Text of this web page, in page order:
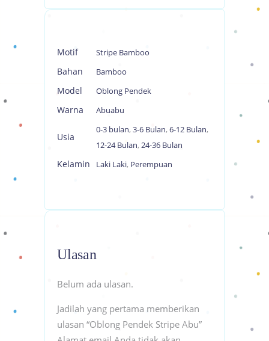
Motif Stripe Bamboo
Bahan Bamboo
Model Oblong Pendek
Warna Abuabu
Usia
0-3 bulan, 3-6 Bulan, 6-12 Bulan,
12-24 Bulan, 24-36 Bulan
Kelamin Laki Laki, Perempuan
Ulasan
Belum ada ulasan.
Jadilah yang pertama memberikan
ulasan “Oblong Pendek Stripe Abu”